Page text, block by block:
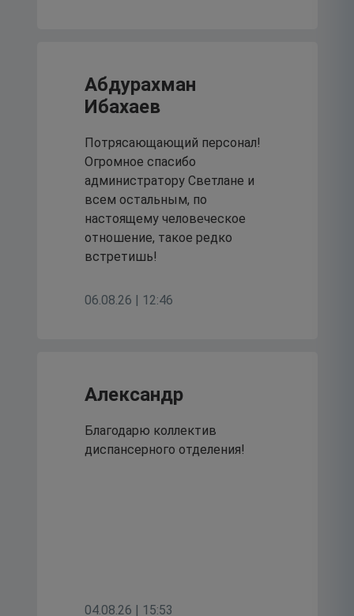
провела обновление
методического
обеспечения.
17 июля 2026
Абдурахман
Ибахаев
Потрясающающий персонал!
Огромное спасибо
администратору Светлане и
всем остальным, по
настоящему человеческое
отношение, такое редко
встретишь!
06.08.26 | 12:46
Александр
Благодарю коллектив
диспансерного отделения!
04.08.26 | 15:53